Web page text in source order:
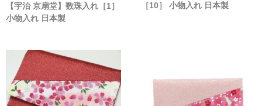
【宇治 京扇堂】数珠入れ［1］
小物入れ 日本製
［10］ 小物入れ 日本製